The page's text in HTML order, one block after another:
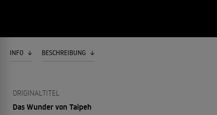
INFO BESCHREIBUNG
ORIGINALTITEL
Das Wunder von Taipeh